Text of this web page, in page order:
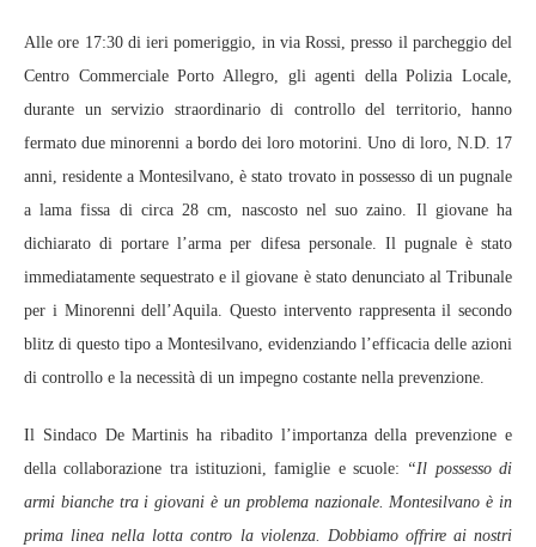
Alle ore 17:30 di ieri pomeriggio, in via Rossi, presso il parcheggio del
Centro Commerciale Porto Allegro, gli agenti della Polizia Locale,
durante un servizio straordinario di controllo del territorio, hanno
fermato due minorenni a bordo dei loro motorini. Uno di loro, N.D. 17
anni, residente a Montesilvano, è stato trovato in possesso di un pugnale
a lama fissa di circa 28 cm, nascosto nel suo zaino. Il giovane ha
dichiarato di portare l’arma per difesa personale. Il pugnale è stato
immediatamente sequestrato e il giovane è stato denunciato al Tribunale
per i Minorenni dell’Aquila. Questo intervento rappresenta il secondo
blitz di questo tipo a Montesilvano, evidenziando l’efficacia delle azioni
di controllo e la necessità di un impegno costante nella prevenzione.
Il Sindaco De Martinis ha ribadito l’importanza della prevenzione e
della collaborazione tra istituzioni, famiglie e scuole: “Il possesso di
armi bianche tra i giovani è un problema nazionale. Montesilvano è in
prima linea nella lotta contro la violenza. Dobbiamo offrire ai nostri